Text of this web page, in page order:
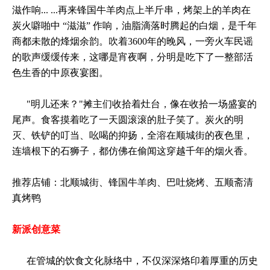
滋作响... ...再来锋国牛羊肉点上半斤串，烤架上的羊肉在
炭火噼啪中 “滋滋” 作响，油脂滴落时腾起的白烟，是千年
商都未散的烽烟余韵。吹着3600年的晚风，一旁火车民谣
的歌声缓缓传来，这哪是宵夜啊，分明是吃下了一整部活
色生香的中原夜宴图。
"明儿还来？"摊主们收拾着灶台，像在收拾一场盛宴的
尾声。食客摸着吃了一天圆滚滚的肚子笑了。炭火的明
灭、铁铲的叮当、吆喝的抑扬，全溶在顺城街的夜色里，
连墙根下的石狮子，都仿佛在偷闻这穿越千年的烟火香。
推荐店铺：北顺城街、锋国牛羊肉、巴吐烧烤、五顺斋清
真烤鸭
新派创意菜
在管城的饮食文化脉络中，不仅深深烙印着厚重的历史